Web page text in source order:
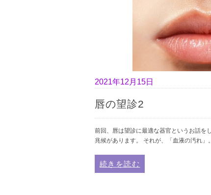
2021年12月15日
唇の望診2
前回、唇は望診に最適な器官というお話を
兆候があります。 それが、「血液の汚れ」
続きを読む